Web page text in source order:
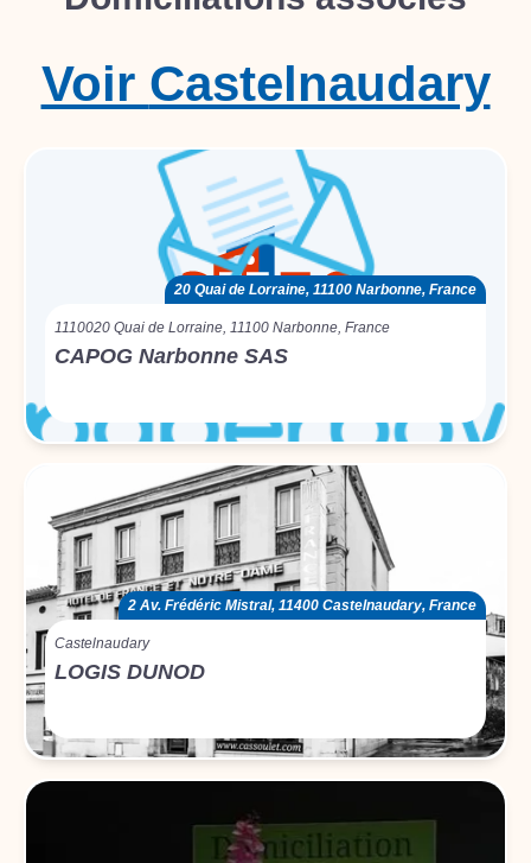
Castelnaudary
Voir
20 Quai de Lorraine, 11100 Narbonne, France
1110020 Quai de Lorraine, 11100 Narbonne, France
CAPOG Narbonne SAS
2 Av. Frédéric Mistral, 11400 Castelnaudary, France
Castelnaudary
LOGIS DUNOD